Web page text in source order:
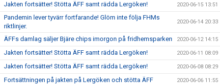
Jakten fortsätter! Stötta ÄFF samt rädda Lergöken! 2020-06-15 13:51
Pandemin lever tyvärr fortfarande! Glöm inte följa FHMs
riktlinjer.
2020-06-14 20:33
ÄFFs damlag säljer Bjäre chips imorgon på fridhemsparken 2020-06-12 14:15
Jakten fortsätter! Stötta ÄFF samt rädda Lergöken! 2020-06-11 08:09
Jakten fortsätter! Stötta ÄFF samt rädda Lergöken! 2020-06-08 08:29
Fortsättningen på jakten på Lergöken och stötta ÄFF 2020-06-06 11:55